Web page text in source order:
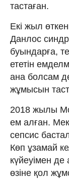
тастаған.
Екі жыл
Данлос
буындарға,
ететін
ана болсам
жұмысын
2018 жылы
ем алған.
сепсис
Көп ұзамай
күйеуімен
өзіне қол